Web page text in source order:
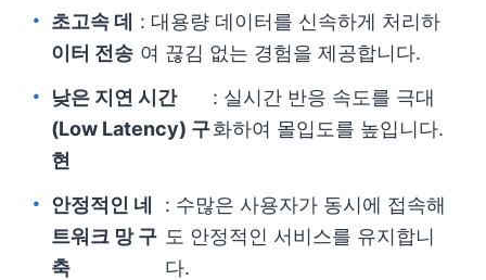
초고속 데
이터 전송
: 대용량 데이터를 신속하게 처리하
여 끊김 없는 경험을 제공합니다.
낮은 지연 시간
(Low Latency) 구
현
: 실시간 반응 속도를 극대
화하여 몰입도를 높입니다.
안정적인 네
트워크 망 구
축
: 수많은 사용자가 동시에 접속해
도 안정적인 서비스를 유지합니
다.